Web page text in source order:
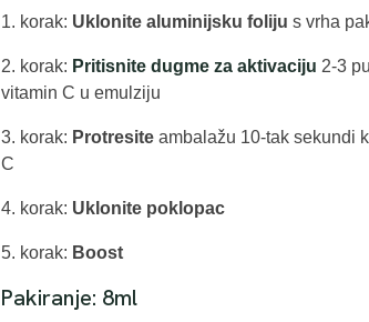
1. korak: Uklonite aluminijsku foliju s vrha
2. korak: Pritisnite dugme za aktivaciju 2-3
vitamin C u emulziju
3. korak: Protresite ambalažu 10-tak sekundi
C
4. korak: Uklonite poklopac
5. korak: Boost
Pakiranje: 8ml